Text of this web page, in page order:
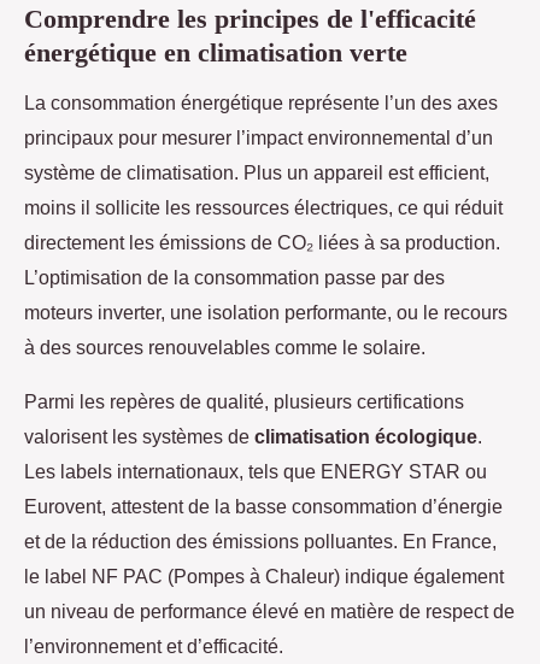
Comprendre les principes de l'efficacité
énergétique en climatisation verte
La consommation énergétique représente l’un des axes
principaux pour mesurer l’impact environnemental d’un
système de climatisation. Plus un appareil est efficient,
moins il sollicite les ressources électriques, ce qui réduit
directement les émissions de CO₂ liées à sa production.
L’optimisation de la consommation passe par des
moteurs inverter, une isolation performante, ou le recours
à des sources renouvelables comme le solaire.
Parmi les repères de qualité, plusieurs certifications
valorisent les systèmes de climatisation écologique.
Les labels internationaux, tels que ENERGY STAR ou
Eurovent, attestent de la basse consommation d’énergie
et de la réduction des émissions polluantes. En France,
le label NF PAC (Pompes à Chaleur) indique également
un niveau de performance élevé en matière de respect de
l’environnement et d’efficacité.